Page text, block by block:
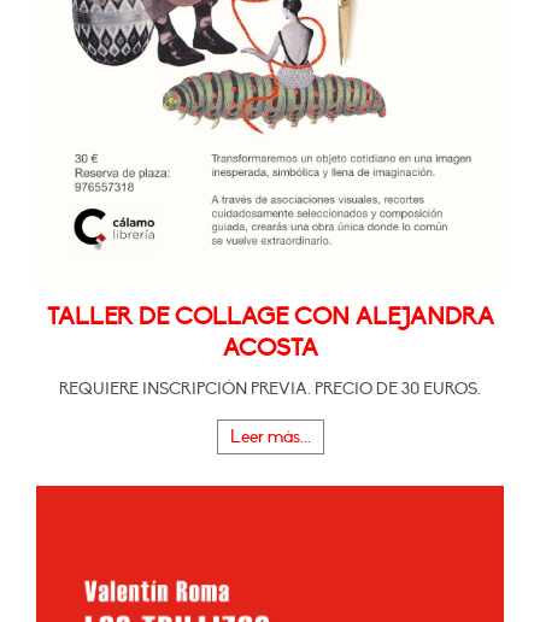
TALLER DE COLLAGE CON ALEJANDRA
ACOSTA
REQUIERE INSCRIPCIÓN PREVIA. PRECIO DE 30 EUROS.
Leer más...